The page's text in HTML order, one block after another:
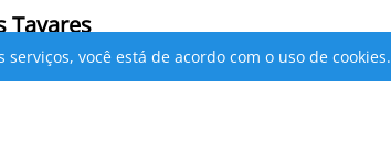
Tavares
você está de acordo com o uso de cookies.